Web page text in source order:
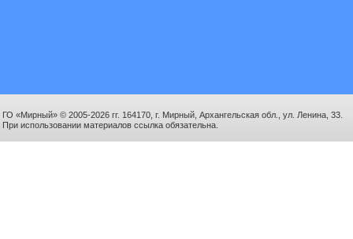
ГО «Мирный» © 2005-2026 гг. 164170, г. Мирный, Архангельская обл., ул. Ленина, 33.
При использовании материалов ссылка обязательна.